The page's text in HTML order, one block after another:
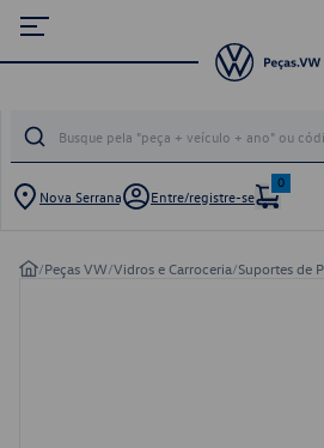
Nova Serrana Entre/registre-se
0
/Peças VW/Vidros e Carroceria/Suportes de